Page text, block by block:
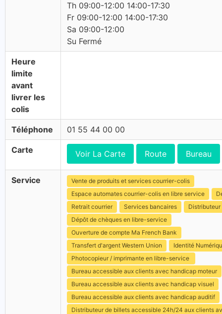
Th 09:00-12:00 14:00-17:30
Fr 09:00-12:00 14:00-17:30
Sa 09:00-12:00
Su Fermé
Heure
limite
avant
livrer les
colis
Téléphone 01 55 44 00 00
Carte Voir La Carte Route Bureau
Service
Vente de produits et services courrier-colis
Espace automates courrier-colis en libre service
Retrait courrier
Services bancaires
Dépôt de chèques en libre-service
Ouverture de compte Ma French Bank
Transfert d'argent Western Union
Identité
Photocopieur / imprimante en libre-service
Bureau accessible aux clients avec handicap moteur
Bureau accessible aux clients avec handicap visuel
Bureau accessible aux clients avec handicap auditif
Distributeur de billets accessible 24h/24 aux clients